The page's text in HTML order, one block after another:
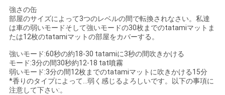
POLICY
強さの缶
部屋のサイズによって3つのレベルの間で転換されなさい。私達
は車の弱いモードそして強いモードの30枚までのtatamiマットま
たは12枚のtatamiマットの部屋をカバーする。
強いモード:60秒の約18-30 tatamiに3秒の間吹きかける
モード:3分の間30秒約12-18 tat噴霧
弱いモード:3分の間12枚までのtatamiマットに吹きかける15分
*香りのタイプによって…弱く感じるよろしいです。以下の事項に
注意して下さい:。